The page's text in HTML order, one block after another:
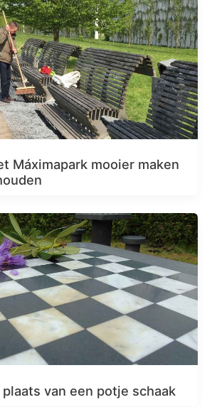
Máximapark mooier maken
van een potje schaak